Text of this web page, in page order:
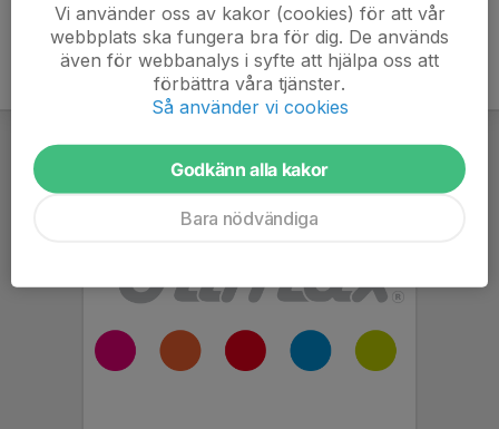
Vi använder oss av kakor (cookies) för att vår
webbplats ska fungera bra för dig. De används
även för webbanalys i syfte att hjälpa oss att
förbättra våra tjänster.
Så använder vi cookies
Godkänn alla kakor
Bara nödvändiga